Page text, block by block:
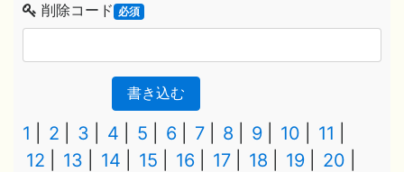
削除コード 必須
書き込む
1 2 3 4 5 6 7 8 9 10
11
12
13 14 15 16 17 18 19
20